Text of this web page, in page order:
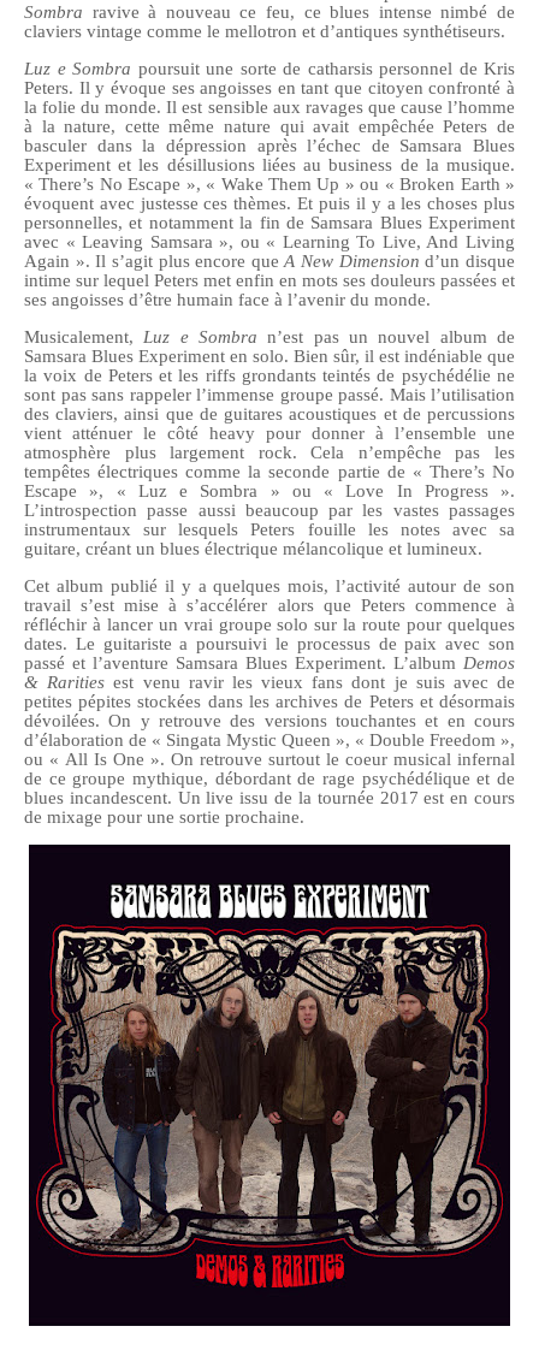
Sombra ravive à nouveau ce feu, ce blues intense nimbé de
claviers vintage comme le mellotron et d’antiques synthétiseurs.
Luz e Sombra poursuit une sorte de catharsis personnel de Kris
Peters. Il y évoque ses angoisses en tant que citoyen confronté à
la folie du monde.Il est sensible aux ravages que cause l’homme
à la nature, cette même nature qui avait empêchée Peters de
basculer dans la dépression après l’échec de Samsara Blues
Experiment et les désillusions liées au business de la musique.
«There’s No Escape », « Wake Them Up » ou « Broken Earth »
évoquent avec justesse ces thèmes. Et puis il y a les choses plus
personnelles, et notamment la fin de Samsara Blues Experiment
avec « Leaving Samsara », ou « Learning To Live, And Living
Again ».Il s’agit plus encore queA New Dimension d’un disque
intime sur lequel Peters met enfin en mots ses douleurs passées et
ses angoisses d’être humain face à l’avenir du monde.
Musicalement, Luz e Sombran’est pas un nouvel album de
Samsara Blues Experiment en solo. Bien sûr, il est indéniable que
la voix de Peters et les riffs grondants teintés de psychédélie ne
sont pas sans rappeler l’immense groupe passé. Mais l’utilisation
des claviers, ainsi que de guitares acoustiques et de percussions
vient atténuer le côté heavy pour donner à l’ensemble une
atmosphère plus largement rock. Cela n’empêche pas les
tempêtes électriques comme la seconde partie de « There’s No
Escape », « Luz e Sombra » ou « Love In Progress ».
L’introspection passe aussi beaucoup par les vastes passages
instrumentaux sur lesquels Peters fouille les notes avec sa
guitare, créant un blues électrique mélancolique et lumineux.
Cet album publié il y a quelques mois, l’activité autour de son
travail s’est mise à s’accélérer alors que Peters commence à
réfléchir à lancer un vrai groupe solo sur la route pour quelques
dates. Le guitariste apoursuivi le processus de paix avec son
passé et l’aventure Samsara Blues Experiment. L’album Demos
& Rarities est venu ravir les vieux fans dont je suis avec de
petites pépites stockées dans les archives de Peters et désormais
dévoilées. On y retrouve des versions touchantes et en cours
d’élaboration de « Singata Mystic Queen », « Double Freedom »,
ou « All Is One ». On retrouve surtout le coeur musical infernal
de ce groupe mythique, débordant de rage psychédélique et de
blues incandescent. Un live issu de la tournée 2017 est en cours
de mixage pour une sortie prochaine.